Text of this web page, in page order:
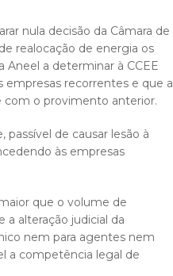
nula decisão da Câmara de
realocação de energia os
a determinar à CCEE
empresas recorrentes e que a
com o provimento anterior.
passível de causar lesão à
às empresas
que o volume de
a alteração judicial da
nem para agentes nem
a competência legal de